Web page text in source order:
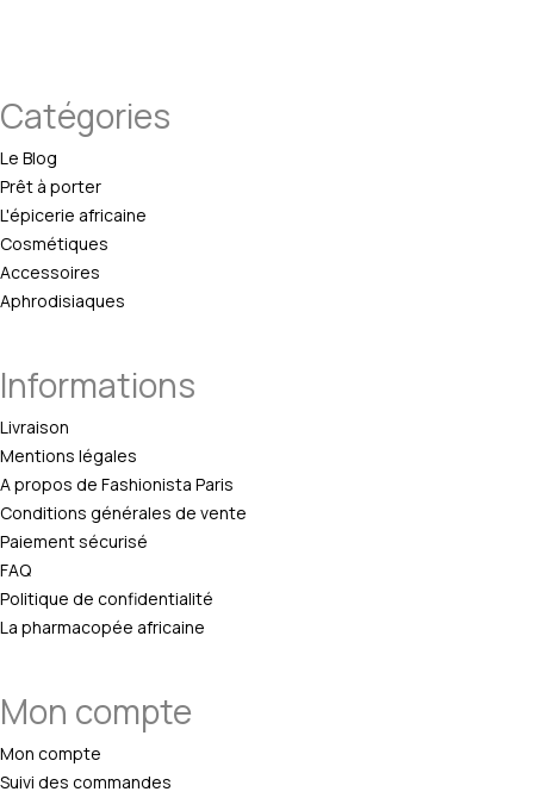
Catégories
Le Blog
Prêt à porter
L'épicerie africaine
Cosmétiques
Accessoires
Aphrodisiaques
Informations
Livraison
Mentions légales
A propos de Fashionista Paris
Conditions générales de vente
Paiement sécurisé
FAQ
Politique de confidentialité
La pharmacopée africaine
Mon compte
Mon compte
Suivi des commandes